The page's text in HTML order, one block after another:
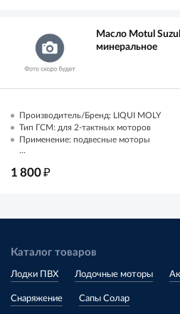
Масло Motul
минеральное
Производитель/Бренд: LIQUI MOLY
Тип ГСМ: для 2-тактных моторов
Применение: подвесные моторы
...
1 800₽
Каталог товаров
Лодки ПВХ Лодочные моторы
Снаряжение Сапы Солар